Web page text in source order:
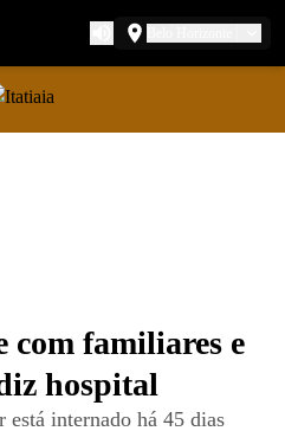
com familiares e
hospital
internado há 45 dias